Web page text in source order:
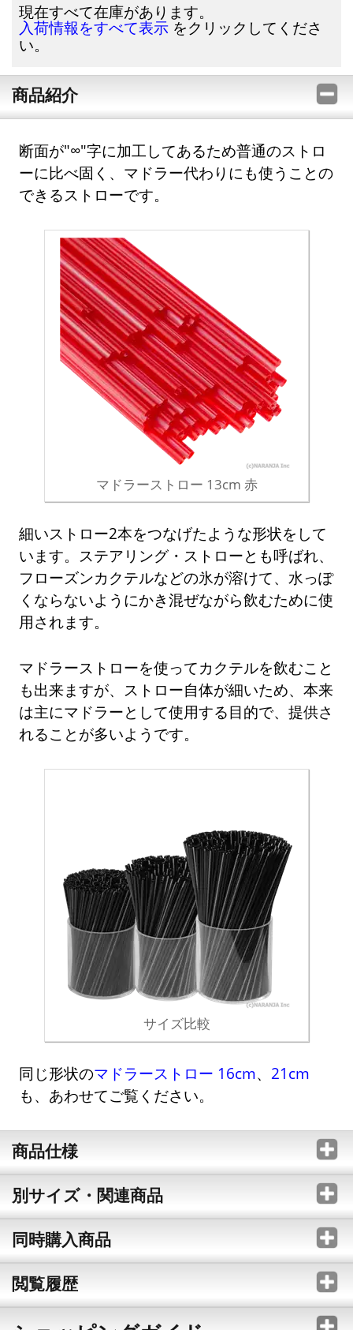
現在すべて在庫があります。
入荷情報をすべて表示 をクリックしてくださ
い。
商品紹介
断面が"∞"字に加工してあるため普通のストロ
ーに比べ固く、マドラー代わりにも使うことの
できるストローです。
マドラーストロー 13cm 赤
細いストロー2本をつなげたような形状をして
います。ステアリング・ストローとも呼ばれ、
フローズンカクテルなどの氷が溶けて、水っぽ
くならないようにかき混ぜながら飲むために使
用されます。
マドラーストローを使ってカクテルを飲むこと
も出来ますが、ストロー自体が細いため、本来
は主にマドラーとして使用する目的で、提供さ
れることが多いようです。
サイズ比較
同じ形状のマドラーストロー 16cm、 21cm
も、あわせてご覧ください。
商品仕様
別サイズ・関連商品
同時購入商品
閲覧履歴